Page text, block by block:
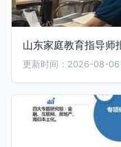
山东家庭教育指导师
更新时间：2026-08-